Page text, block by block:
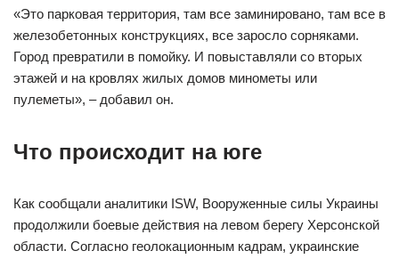
«Это парковая территория, там все заминировано, там все в
железобетонных конструкциях, все заросло сорняками.
Город превратили в помойку. И повыставляли со вторых
этажей и на кровлях жилых домов минометы или
пулеметы», – добавил он.
Что происходит на юге
Как сообщали аналитики ISW, Вооруженные силы Украины
продолжили боевые действия на левом берегу Херсонской
области. Согласно геолокационным кадрам, украинские